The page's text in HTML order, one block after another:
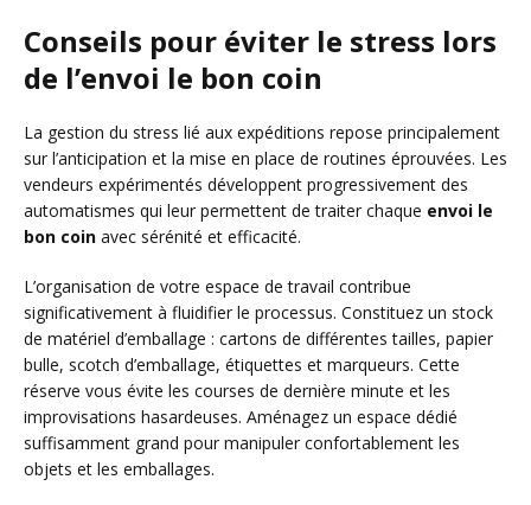
Conseils pour éviter le stress lors
de l’envoi le bon coin
La gestion du stress lié aux expéditions repose principalement
sur l’anticipation et la mise en place de routines éprouvées. Les
vendeurs expérimentés développent progressivement des
automatismes qui leur permettent de traiter chaque envoi le
bon coin avec sérénité et efficacité.
L’organisation de votre espace de travail contribue
significativement à fluidifier le processus. Constituez un stock
de matériel d’emballage : cartons de différentes tailles, papier
bulle, scotch d’emballage, étiquettes et marqueurs. Cette
réserve vous évite les courses de dernière minute et les
improvisations hasardeuses. Aménagez un espace dédié
suffisamment grand pour manipuler confortablement les
objets et les emballages.